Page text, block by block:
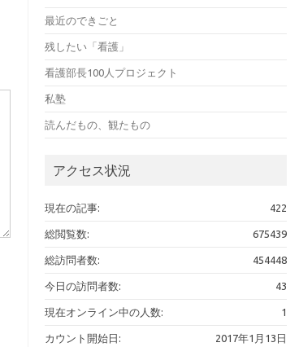
最近のできごと
残したい「看護」
看護部長100人プロジェクト
私塾
読んだもの、観たもの
アクセス状況
422
現在の記事:
675439
総閲覧数:
454448
総訪問者数:
43
今日の訪問者数:
1
現在オンライン中の人数:
2017年1月13日
カウント開始日: